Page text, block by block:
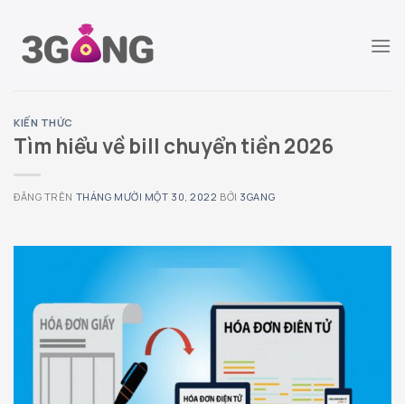
đến
KIẾN THỨC
Tìm hiểu về bill chuyển tiền 2026
ĐĂNG TRÊN THÁNG MƯỜI MỘT 30, 2022 BỞI 3GANG